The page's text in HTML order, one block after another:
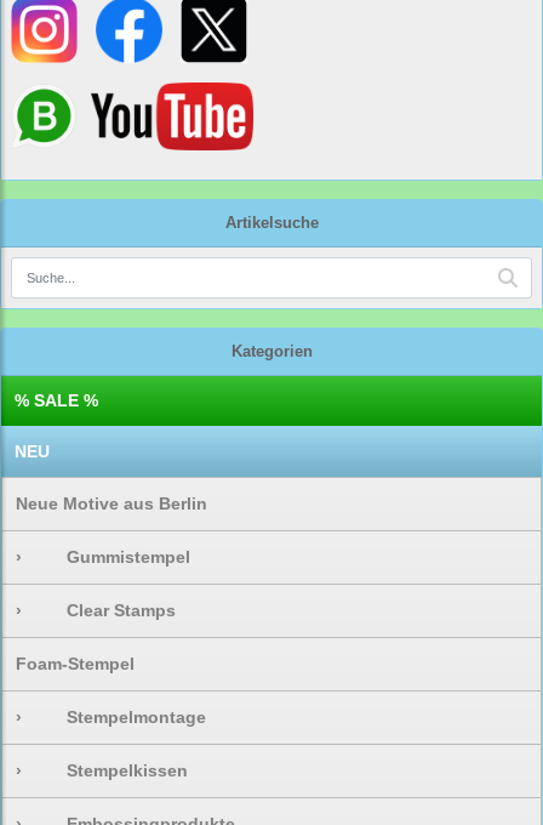
Artikelsuche
Kategorien
% SALE %
NEU
Neue Motive aus Berlin
› Gummistempel
› Clear Stamps
Foam-Stempel
› Stempelmontage
› Stempelkissen